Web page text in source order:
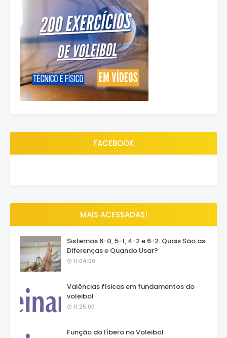
FACEBOOK
MAIS ACESSADAS!
Sistemas 6-0, 5-1, 4-2 e 6-2: Quais São as
Diferenças e Quando Usar?
11:04:00
Valências físicas em fundamentos do
voleibol
11:25:00
Função do líbero no Voleibol